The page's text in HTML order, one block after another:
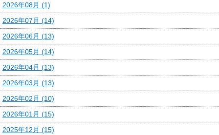
2026年08月 (1)
2026年07月 (14)
2026年06月 (13)
2026年05月 (14)
2026年04月 (13)
2026年03月 (13)
2026年02月 (10)
2026年01月 (15)
2025年12月 (15)